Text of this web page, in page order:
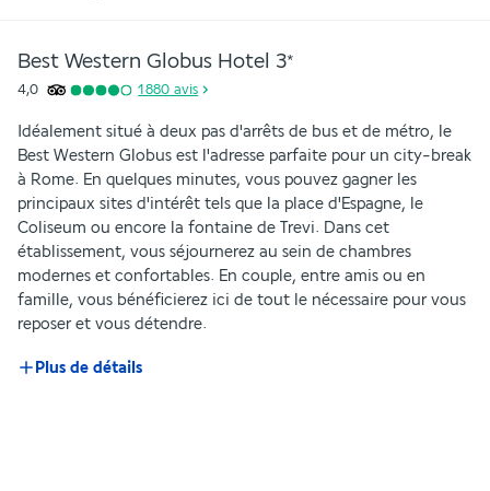
Best Western Globus Hotel 3*
4,0 1 880 avis
Idéalement situé à deux pas d'arrêts de bus et de métro, le
Best Western Globus est l'adresse parfaite pour un city-break
à Rome. En quelques minutes, vous pouvez gagner les
principaux sites d'intérêt tels que la place d'Espagne, le
Coliseum ou encore la fontaine de Trevi. Dans cet
établissement, vous séjournerez au sein de chambres
modernes et confortables. En couple, entre amis ou en
famille, vous bénéficierez ici de tout le nécessaire pour vous
reposer et vous détendre.
Plus de détails